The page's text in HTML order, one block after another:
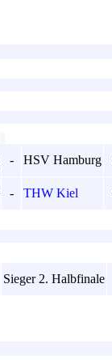
- HSV Hamburg
- THW Kiel
Sieger 2. Halbfinale